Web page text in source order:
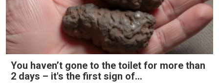
You haven’t gone to the toilet for more than
2 days – it's the first sign of...